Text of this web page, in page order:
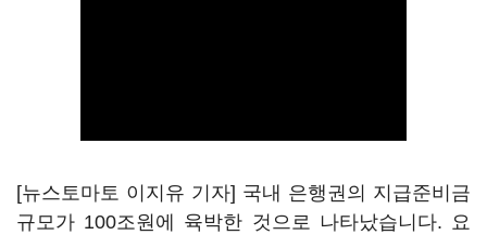
[뉴스토마토 이지유 기자] 국내 은행권의 지급준비금
규모가 100조원에 육박한 것으로 나타났습니다. 요